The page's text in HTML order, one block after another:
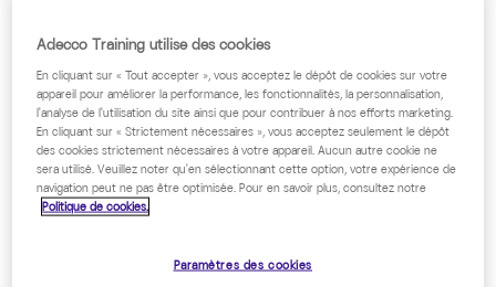
Adecco Training utilise des cookies
En cliquant sur « Tout accepter », vous acceptez le dépôt de cookies sur votre
appareil pour améliorer la performance, les fonctionnalités, la personnalisation,
l'analyse de l'utilisation du site ainsi que pour contribuer à nos efforts marketing.
En cliquant sur « Strictement nécessaires », vous acceptez seulement le dépôt
des cookies strictement nécessaires à votre appareil. Aucun autre cookie ne
sera utilisé. Veuillez noter qu'en sélectionnant cette option, votre expérience de
navigation peut ne pas être optimisée. Pour en savoir plus, consultez notre
Politique de cookies.
Paramètres des cookies